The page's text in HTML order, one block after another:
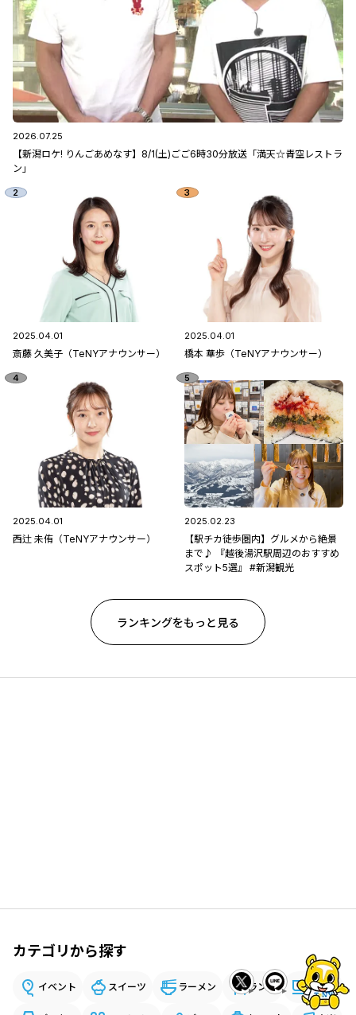
2026.07.25
【新潟ロケ! りんごあめなす】8/1(土)ごご6時30分放送「満天☆青空レストラ
ン」
2025.04.01
斎藤 久美子（TeNYアナウンサー）
2025.04.01
橋本 華歩（TeNYアナウンサー）
2025.04.01
西辻 未侑（TeNYアナウンサー）
2025.02.23
【駅チカ徒歩圏内】グルメから絶景
まで♪ 『越後湯沢駅周辺のおすすめ
スポット5選』 #新潟観光
ランキングをもっと見る
カテゴリから探す
イベント スイーツ ラーメン ランチ カフェ